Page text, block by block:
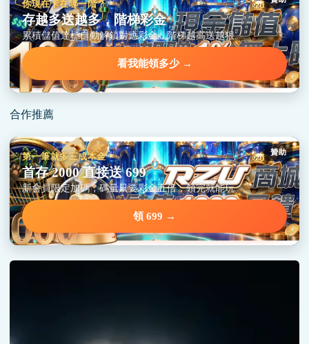
你現在卡在哪一階？
存越多送越多，階梯彩金
累積儲值達標自動解鎖對應彩金，階梯越高送越狠。
看我能領多少 →
合作推薦
贊助
第一筆就多三成本金
首存 2000 直接送 699
新會員限定加碼，碼量只要彩金五倍，領完就能玩。
領 699 →